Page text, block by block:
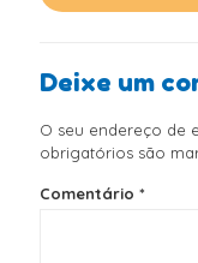
Deixe um
O seu endereço de
obrigatórios são
Comentário *